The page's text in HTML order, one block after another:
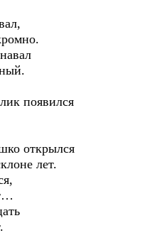
появился
открылся
лет.